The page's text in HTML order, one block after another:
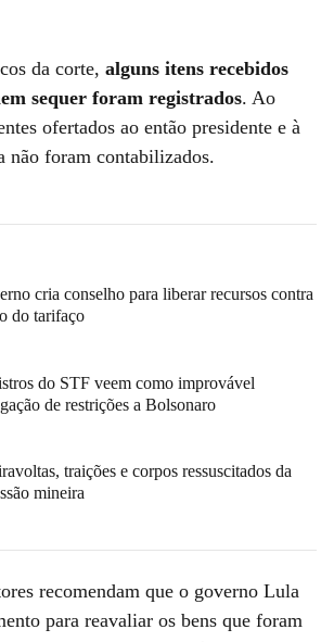
da corte, alguns itens recebidos
sequer foram registrados. Ao
ofertados ao então presidente e à
não foram contabilizados.
cria conselho para liberar recursos contra
do tarifaço
do STF veem como improvável
de restrições a Bolsonaro
traições e corpos ressuscitados da
mineira
recomendam que o governo Lula
para reavaliar os bens que foram